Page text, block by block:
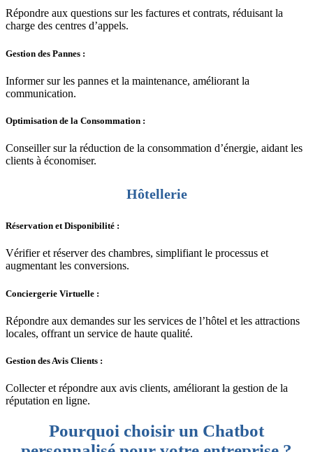
Répondre aux questions sur les factures et contrats, réduisant la
charge des centres d’appels.
Gestion des Pannes :
Informer sur les pannes et la maintenance, améliorant la
communication.
Optimisation de la Consommation :
Conseiller sur la réduction de la consommation d’énergie, aidant les
clients à économiser.
Hôtellerie
Réservation et Disponibilité :
Vérifier et réserver des chambres, simplifiant le processus et
augmentant les conversions.
Conciergerie Virtuelle :
Répondre aux demandes sur les services de l’hôtel et les attractions
locales, offrant un service de haute qualité.
Gestion des Avis Clients :
Collecter et répondre aux avis clients, améliorant la gestion de la
réputation en ligne.
Pourquoi choisir un Chatbot